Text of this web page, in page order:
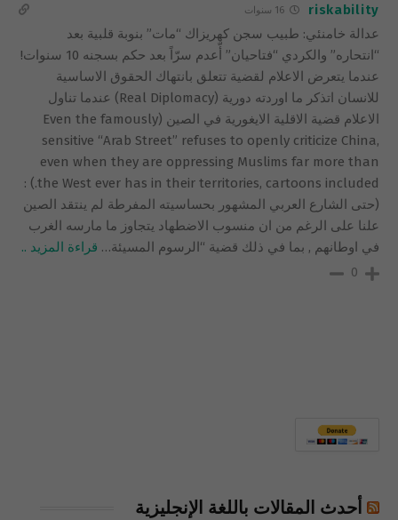
riskability 16 سنوات
عدالة خامنئي: طبيب سجن كهريزاك “مات” بنوبة قلبية بعد
“انتحاره” والكردي “فتاحيان” أّعدم سرّاً بعد حكم بسجنه 10 سنوات!
عندما يتعرض الاعلام لقضية تتعلق بانتهاك الحقوق الاساسية
للانسان اتذكر ما اوردته دورية (Real Diplomacy) عندما تناول
الاعلام قضية الاقلية الايغورية في الصين (Even the famously
sensitive “Arab Street” refuses to openly criticize China,
even when they are oppressing Muslims far more than
the West ever has in their territories, cartoons included.) :
(حتى الشارع العربي المشهور بحساسيته المفرطة لم ينتقد الصين
علنا على الرغم من ان منسوب الاضطهاد يتجاوز ما مارسه الغرب
في اوطانهم , بما في ذلك قضية “الرسوم المسيئة… قراءة المزيد ..
0
أحدث المقالات باللغة الإنجليزية